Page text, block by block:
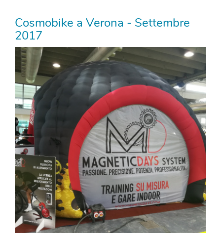
Cosmobike a Verona - Settembre
2017